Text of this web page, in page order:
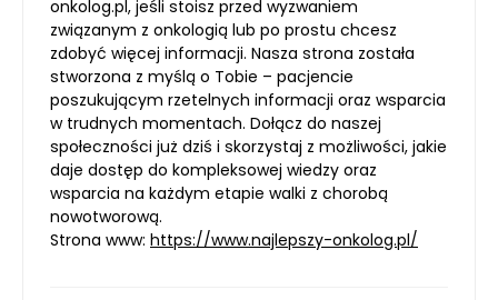
onkolog.pl, jeśli stoisz przed wyzwaniem
związanym z onkologią lub po prostu chcesz
zdobyć więcej informacji. Nasza strona została
stworzona z myślą o Tobie – pacjencie
poszukującym rzetelnych informacji oraz wsparcia
w trudnych momentach. Dołącz do naszej
społeczności już dziś i skorzystaj z możliwości, jakie
daje dostęp do kompleksowej wiedzy oraz
wsparcia na każdym etapie walki z chorobą
nowotworową.
Strona www: https://www.najlepszy-onkolog.pl/